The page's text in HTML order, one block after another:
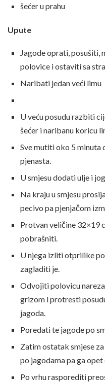
šećer u prahu
Upute
Jagode oprati, posušiti,
polovice i ostaviti sa
Naribati jedan veći limu
U veću posudu razbiti
šećer i naribanu koricu
Sve mutiti oko 5 minuta
pjenasta.
U smjesu dodati ulje i
Na kraju u smjesu
pecivo pa pjenjačom
Protvan veličine 32×19
pobrašniti.
U njega izliti otprilike
zagladiti je.
Odvojiti polovicu
grizom i protresti
jagoda.
Poredati te jagode po
Zatim ostatak smjese
po jagodama pa ga
Po vrhu rasporediti